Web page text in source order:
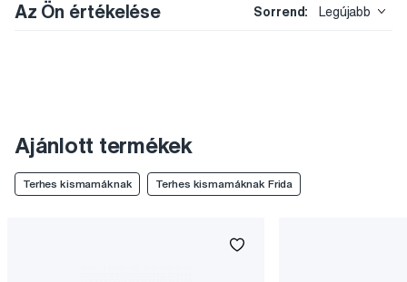
Az Ön értékelése Sorrend: Legújabb
Ajánlott termékek
Terhes kismamáknak Terhes kismamáknak Frida